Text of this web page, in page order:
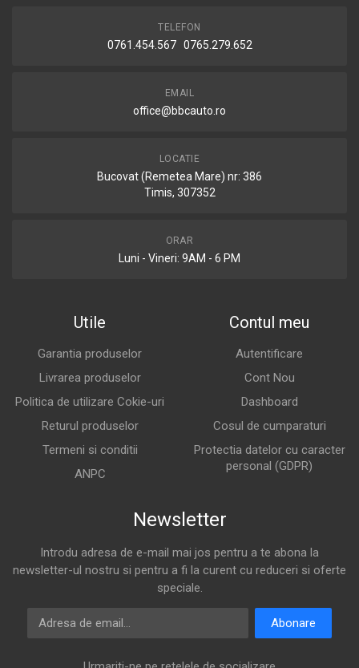
TELEFON
0761.454.567 0765.279.652
EMAIL
office@bbcauto.ro
LOCATIE
Bucovat (Remetea Mare) nr: 386
Timis, 307352
ORAR
Luni - Vineri: 9AM - 6 PM
Utile
Garantia produselor
Livrarea produselor
Politica de utilizare Cokie-uri
Returul produselor
Termeni si conditii
ANPC
Contul meu
Autentificare
Cont Nou
Dashboard
Cosul de cumparaturi
Protectia datelor cu caracter
personal (GDPR)
Newsletter
Introdu adresa de e-mail mai jos pentru a te abona la
newsletter-ul nostru si pentru a fi la curent cu reduceri si oferte
speciale.
Adresa de email
Abonare